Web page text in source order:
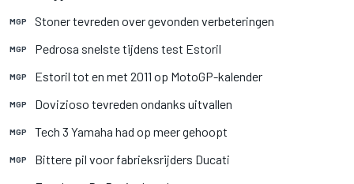
MGP Stoner tevreden over gevonden verbeteringen
MGP Pedrosa snelste tijdens test Estoril
MGP Estoril tot en met 2011 op MotoGP-kalender
MGP Dovizioso tevreden ondanks uitvallen
MGP Tech 3 Yamaha had op meer gehoopt
MGP Bittere pil voor fabrieksrijders Ducati